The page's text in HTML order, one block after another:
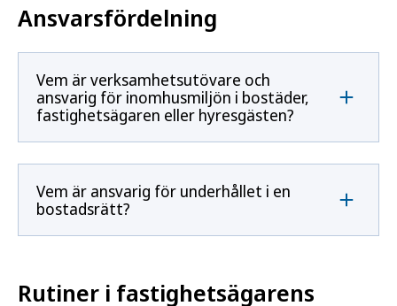
Ansvarsfördelning
Vem är verksamhetsutövare och
ansvarig för inomhusmiljön i bostäder,
fastighetsägaren eller hyresgästen?
Vem är ansvarig för underhållet i en
bostadsrätt?
Rutiner i fastighetsägarens